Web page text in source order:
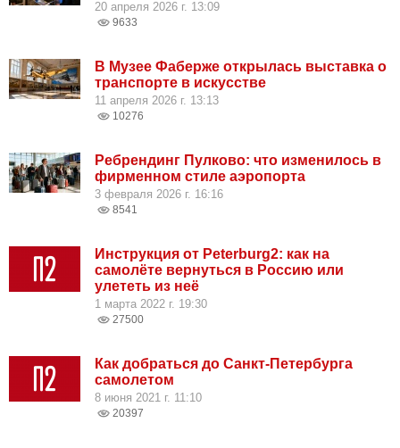
20 апреля 2026 г. 13:09
9633
В Музее Фаберже открылась выставка о
транспорте в искусстве
11 апреля 2026 г. 13:13
10276
Ребрендинг Пулково: что изменилось в
фирменном стиле аэропорта
3 февраля 2026 г. 16:16
8541
Инструкция от Peterburg2: как на
самолёте вернуться в Россию или
улететь из неё
1 марта 2022 г. 19:30
27500
Как добраться до Санкт-Петербурга
самолетом
8 июня 2021 г. 11:10
20397